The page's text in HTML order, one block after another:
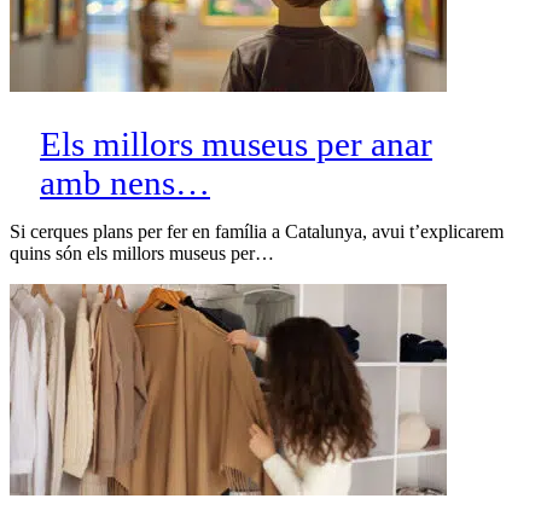
Els millors museus per anar
amb nens…
Si cerques plans per fer en família a Catalunya, avui t’explicarem
quins són els millors museus per…